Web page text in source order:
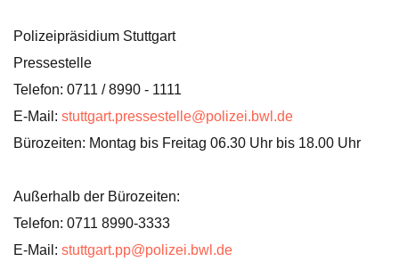
Polizeipräsidium Stuttgart
Pressestelle
Telefon: 0711 / 8990 - 1111
E-Mail: stuttgart.pressestelle@polizei.bwl.de
Bürozeiten: Montag bis Freitag 06.30 Uhr bis 18.00 Uhr
Außerhalb der Bürozeiten:
Telefon: 0711 8990-3333
E-Mail: stuttgart.pp@polizei.bwl.de